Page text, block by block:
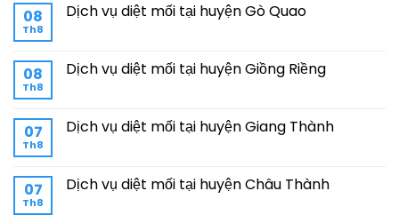
08
Th8
Dịch vụ diệt mối tại huyện Gò Quao
08
Th8
Dịch vụ diệt mối tại huyện Giồng Riềng
07
Th8
Dịch vụ diệt mối tại huyện Giang Thành
07
Th8
Dịch vụ diệt mối tại huyện Châu Thành